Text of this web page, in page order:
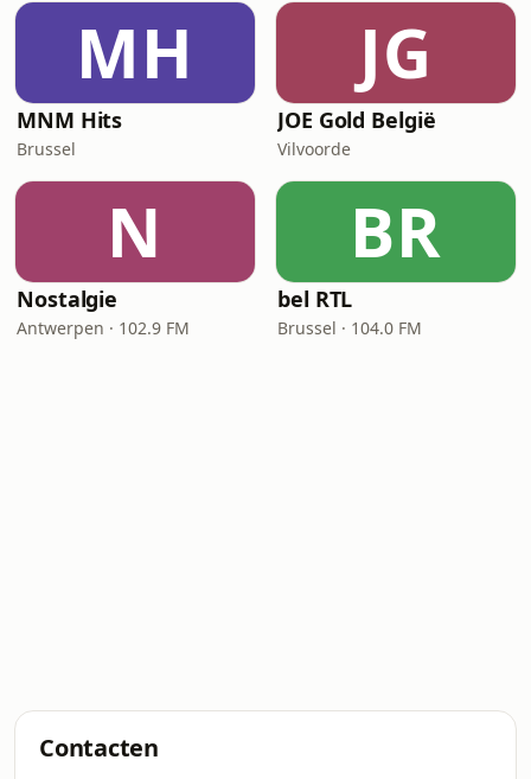
MH
MNM Hits
Brussel
JG
JOE Gold België
Vilvoorde
N
Nostalgie
Antwerpen · 102.9 FM
BR
bel RTL
Brussel · 104.0 FM
Contacten